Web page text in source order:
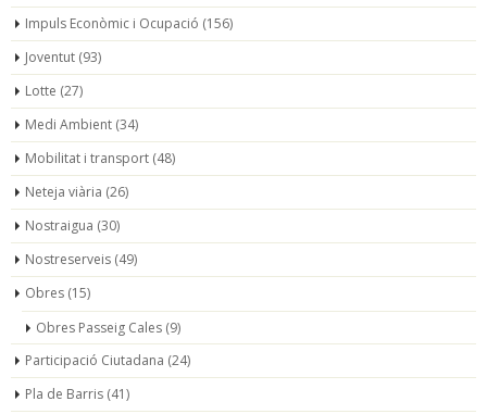
Impuls Econòmic i Ocupació (156)
Joventut (93)
Lotte (27)
Medi Ambient (34)
Mobilitat i transport (48)
Neteja viària (26)
Nostraigua (30)
Nostreserveis (49)
Obres (15)
Obres Passeig Cales (9)
Participació Ciutadana (24)
Pla de Barris (41)